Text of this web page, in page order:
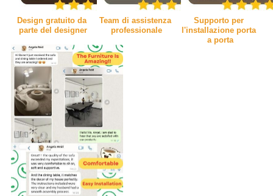
Design gratuito da
parte del designer
Team di assistenza
professionale
Supporto per
l'installazione porta
a porta